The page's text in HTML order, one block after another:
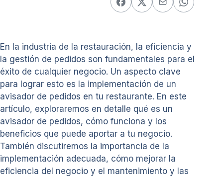
En la industria de la restauración, la eficiencia y
la gestión de pedidos son fundamentales para el
éxito de cualquier negocio. Un aspecto clave
para lograr esto es la implementación de un
avisador de pedidos en tu restaurante. En este
artículo, exploraremos en detalle qué es un
avisador de pedidos, cómo funciona y los
beneficios que puede aportar a tu negocio.
También discutiremos la importancia de la
implementación adecuada, cómo mejorar la
eficiencia del negocio y el mantenimiento y las